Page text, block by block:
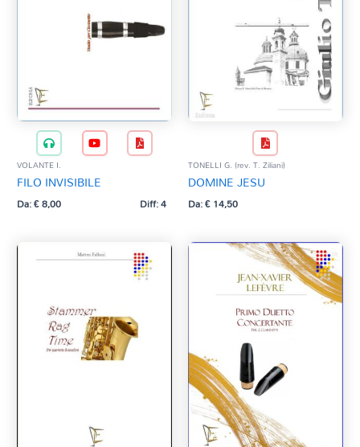
VOLANTE I.
FILO INVISIBILE
Da:€8,00 Diff: 4
TONELLI G. (rev. T. Ziliani)
DOMINE JESU
Da:€14,50